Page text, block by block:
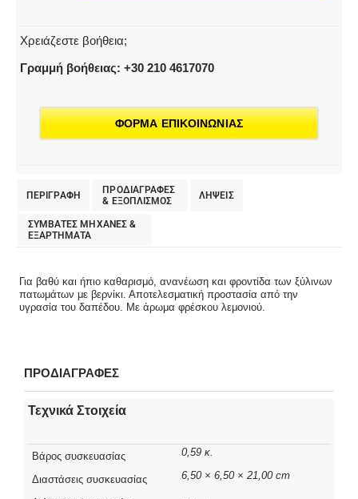
Χρειάζεστε βοήθεια;
Γραμμή βοήθειας: +30 210 4617070
ΦΟΡΜΑ ΕΠΙΚΟΙΝΩΝΙΑΣ
ΠΕΡΙΓΡΑΦΗ
ΠΡΟΔΙΑΓΡΑΦΕΣ
& EΞΟΠΛΙΣΜΟΣ
ΛΗΨΕΙΣ
ΣΥΜΒΑΤΕΣ ΜΗΧΑΝΕΣ &
ΕΞΑΡΤΗΜΑΤΑ
Για βαθύ και ήπιο καθαρισμό, ανανέωση και φροντίδα των ξύλινων
πατωμάτων με βερνίκι. Αποτελεσματική προστασία από την
υγρασία του δαπέδου. Με άρωμα φρέσκου λεμονιού.
ΠΡΟΔΙΑΓΡΑΦΕΣ
Τεχνικά Στοιχεία
Βάρος συσκευασίας 0,59 κ.
Διαστάσεις συσκευασίας 6,50 × 6,50 × 21,00 cm